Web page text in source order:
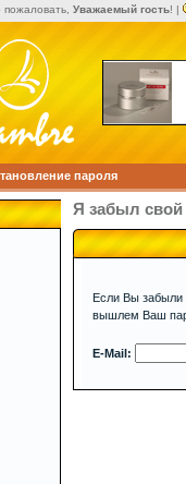
пожаловать, Уважаемый гость! |
пароля
Я забыл
Если Вы забыли
вышлем Ваш
E-Mail: